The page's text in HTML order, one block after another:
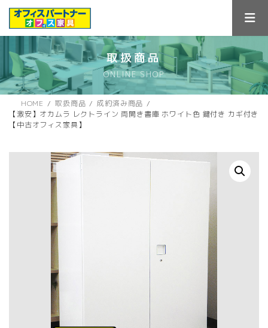
ス
キ
ン
に
取扱商品
ONLINE SHOP
HOME 取扱商品
成約済み商品
【激安】オカムラ レクトライン 両開き書庫 ホワイト色 鍵付き カギ付き
【中古オフィス家具】